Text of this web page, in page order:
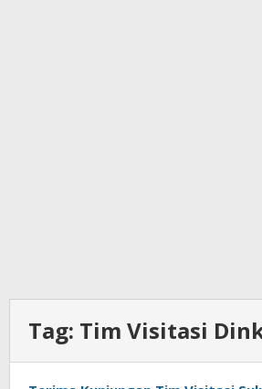
Tag: Tim Visitasi